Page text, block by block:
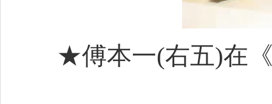
★傅本一(右五)在